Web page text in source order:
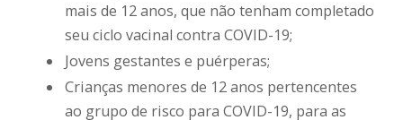
mais de 12 anos, que não tenham completado
seu ciclo vacinal contra COVID-19;
Jovens gestantes e puérperas;
Crianças menores de 12 anos pertencentes
ao grupo de risco para COVID-19, para as